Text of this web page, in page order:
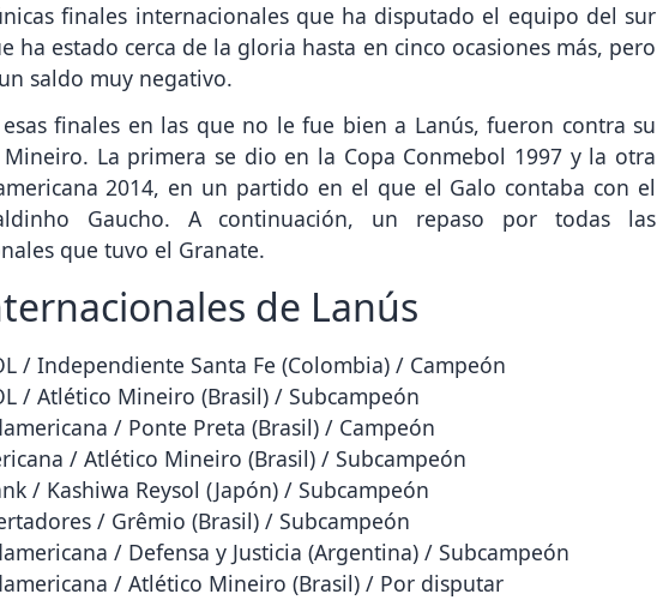
finales internacionales que ha disputado el equipo del sur
ha estado cerca de la gloria hasta en cinco ocasiones más, pero
saldo muy negativo.
finales en las que no le fue bien a Lanús, fueron contra su
La primera se dio en la Copa Conmebol 1997 y la otra
2014, en un partido en el que el Galo contaba con el
Gaucho. A continuación, un repaso por todas las
que tuvo el Granate.
de Lanús
/ Independiente Santa Fe (Colombia) / Campeón
/ Atlético Mineiro (Brasil) / Subcampeón
/ Ponte Preta (Brasil) / Campeón
/ Atlético Mineiro (Brasil) / Subcampeón
/ Kashiwa Reysol (Japón) / Subcampeón
/ Grêmio (Brasil) / Subcampeón
/ Defensa y Justicia (Argentina) / Subcampeón
/ Atlético Mineiro (Brasil) / Por disputar